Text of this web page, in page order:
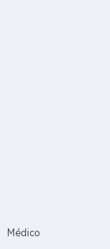
Médico